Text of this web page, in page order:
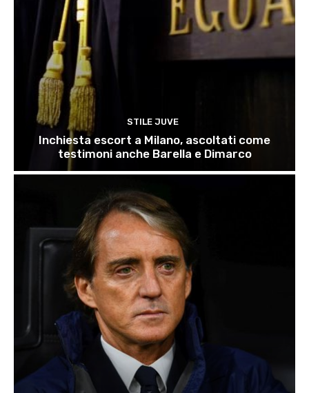
STILE JUVE
Inchiesta escort a Milano, ascoltati come
testimoni anche Barella e Dimarco